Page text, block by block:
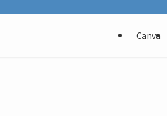
Canva